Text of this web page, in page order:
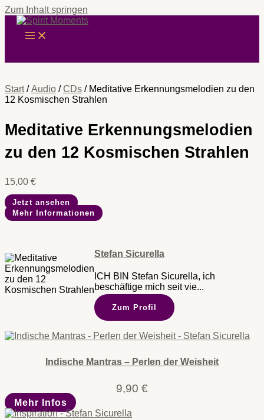
Zum Inhalt springen
Start/Audio /CDs / Meditative Erkennungsmelodien zu den
12 Kosmischen Strahlen
Meditative Erkennungsmelodien
zu den 12 Kosmischen Strahlen
15,00 €
Jetzt ansehen
Mehr Informationen
Stefan Sicurella
ICH BIN Stefan Sicurella, ich
beschäftige mich seit vie...
Zum Profil
Indische Mantras – Perlen der Weisheit
9,90 €
Mehr Infos